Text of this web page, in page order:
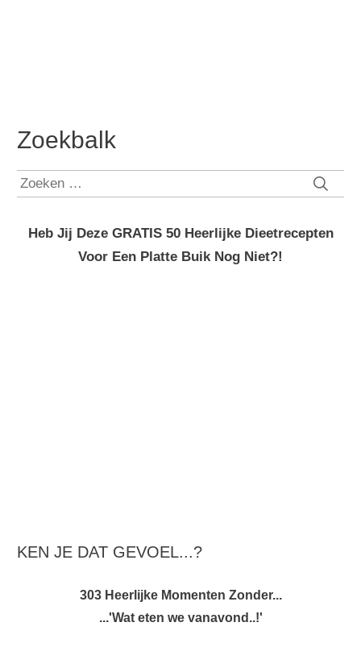
Zoekbalk
Zoeken
Heb Jij Deze GRATIS 50 Heerlijke Dieetrecepten
Voor Een Platte Buik Nog Niet?!
KEN JE DAT GEVOEL...?
303 Heerlijke Momenten Zonder...
...'Wat eten we vanavond..!'